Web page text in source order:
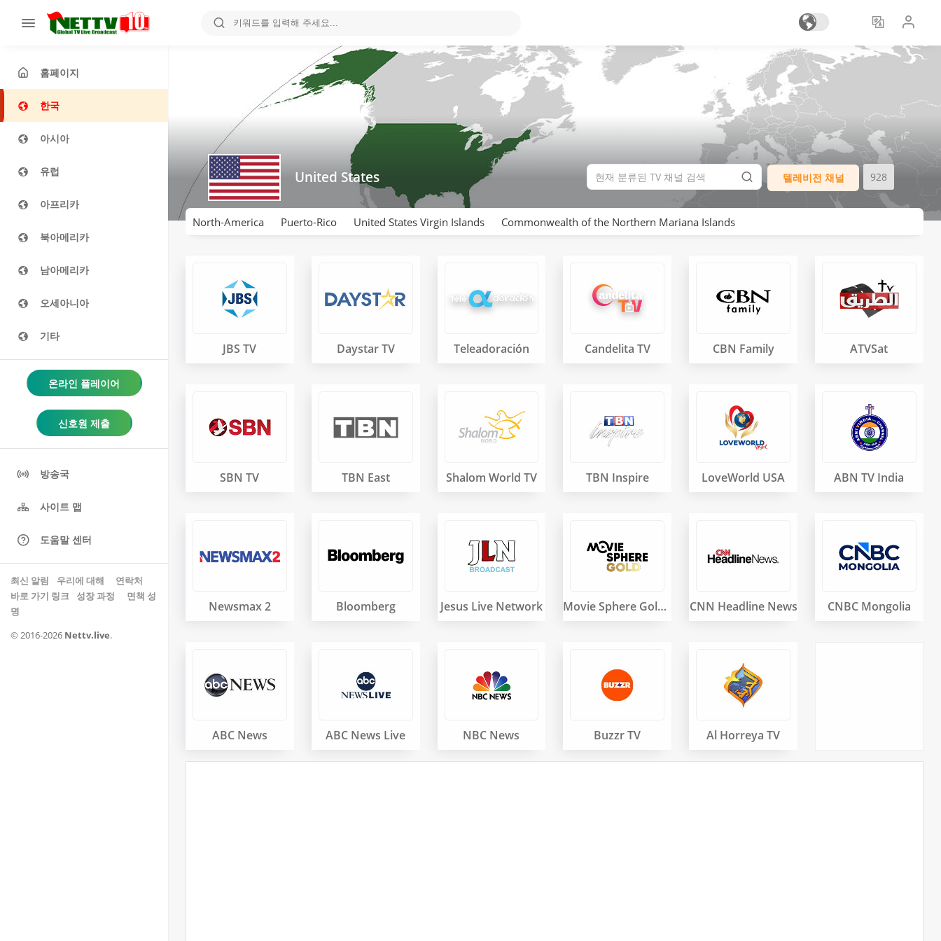
홈페이지
한국
아시아
유럽
아프리카
북아메리카
남아메리카
오세아니아
기타
온라인 플레이어
신호원 제출
방송국
사이트 맵
도움말 센터
최신 알림 우리에 대해
바로 가기 링크
성장 과정
면책 성
명
© 2016-2026 Nettv.live.
United States 텔레비전 채널 928
North-America Puerto-Rico United States Virgin Islands Commonwealth of the Northern Mariana Islands
JBS TV Daystar TV Teleadoración Candelita TV CBN Family ATVSat
SBN TV TBN East Shalom World TV TBN Inspire LoveWorld USA ABN TV India
Newsmax 2 Bloomberg Jesus Live Network Movie Sphere Gold TV CNN Headline News CNBC Mongolia
ABC News ABC News Live NBC News Buzzr TV Al Horreya TV